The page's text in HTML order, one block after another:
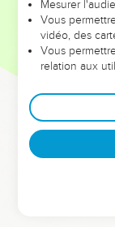
leur foi ou leur
et les saisons
Dans cette
clés pour
deviennent vos
équipe, un
Mesurer
Vous
vidéo, des
Vous
relation aux